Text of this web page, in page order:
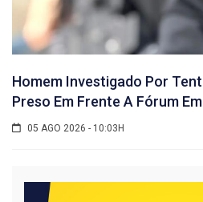
Homem Investigado Por
Preso Em Frente A Fórum
05 AGO 2026 - 10:03H